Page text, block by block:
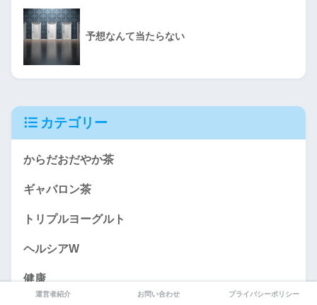
予想なんて当たらない
カテゴリー
からだおだやか茶
ギャバロン茶
トリプルヨーグルト
ヘルシアW
健康
運営者紹介 お問い合わせ プライバシーポリシー